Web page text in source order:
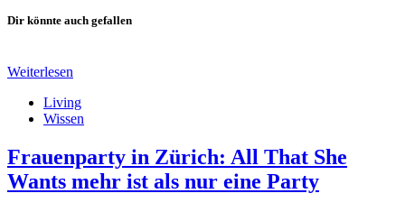
Dir könnte auch gefallen
Weiterlesen
Living
Wissen
Frauenparty in Zürich: All That She
Wants mehr ist als nur eine Party